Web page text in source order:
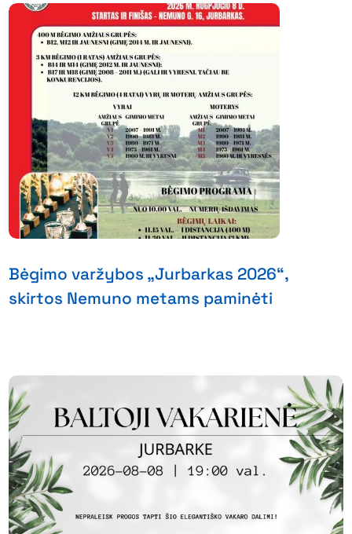
Bėgimo varžybos „Jurbarkas 2026“,
skirtos Nemuno metams paminėti